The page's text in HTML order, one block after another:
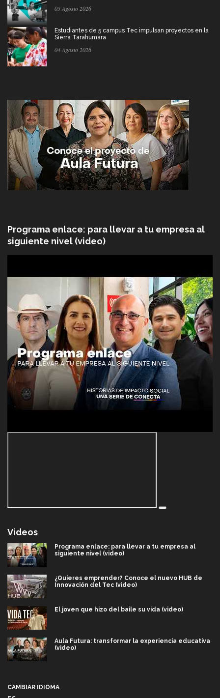
05 Agosto 2026
Estudiantes de 5 campus Tec impulsan proyectos en la
Sierra Tarahumara
04 Agosto 2026
Programa enlace: para llevar a tu empresa al
siguiente nivel (video)
Videos
Programa enlace: para llevar a tu empresa al
siguiente nivel (video)
¿Quieres emprender? Conoce el nuevo HUB de
Innovación del Tec (video)
El joven que hizo del baile su vida (video)
Aula Futura: transformar la experiencia educativa
(video)
CAMBIAR IDIOMA